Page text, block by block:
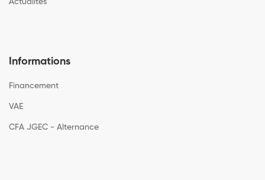
Actualités
Informations
Financement
VAE
CFA JGEC - Alternance